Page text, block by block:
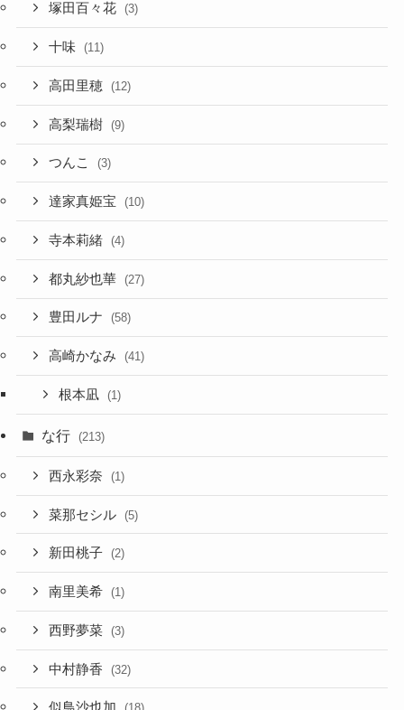
塚田百々花 (3)
十味 (11)
高田里穂 (12)
高梨瑞樹 (9)
つんこ (3)
達家真姫宝 (10)
寺本莉緒 (4)
都丸紗也華 (27)
豊田ルナ (58)
高崎かなみ (41)
根本凪 (1)
な行 (213)
西永彩奈 (1)
菜那セシル (5)
新田桃子 (2)
南里美希 (1)
西野夢菜 (3)
中村静香 (32)